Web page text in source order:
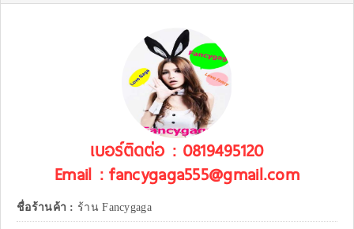
เบอร์ติดต่อ : 0819495120
Email : fancygaga555@gmail.com
ชื่อร้านค้า : ร้าน Fancygaga